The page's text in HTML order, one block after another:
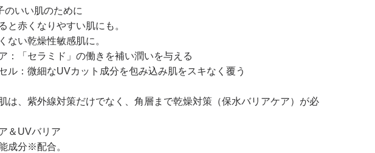
のいい肌のために
と赤くなりやすい肌にも。
ない乾燥性敏感肌に。
：「セラミド」の働きを補い潤いを与える
ル：微細なUVカット成分を包み込み肌をスキなく覆う
は、紫外線対策だけでなく、角層まで乾燥対策（保水バリアケア）が必
＆UVバリア
成分※配合。